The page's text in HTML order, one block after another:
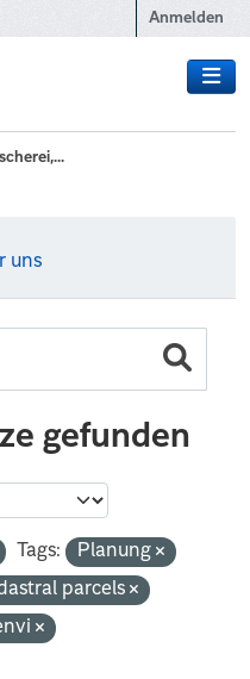
Anmelden
uns
gefunden
Tags:
Planung
parcels